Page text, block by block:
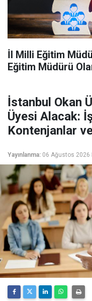
İl Milli Eğitim
Eğitim Müdürü
İstanbul Okan
Üyesi Alacak:
Kontenjanlar
Yayınlanma: 06 Ağustos 2026